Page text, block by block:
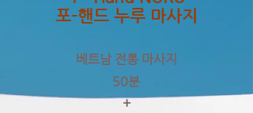
포-핸드 누루 마사지
베트남 전통 마사지
50분
+